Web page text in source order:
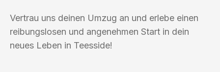
Vertrau uns deinen Umzug an und erlebe einen
reibungslosen und angenehmen Start in dein
neues Leben in Teesside!